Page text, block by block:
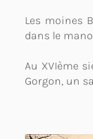
Les moines
dans le
Au XVIème
Gorgon, un